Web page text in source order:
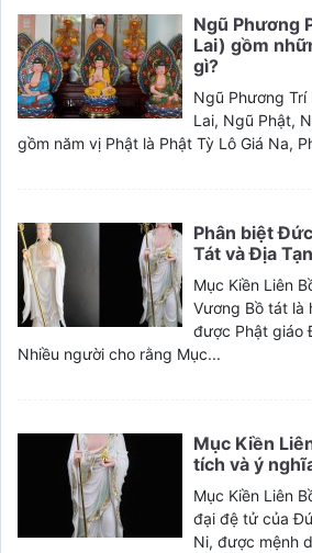
Ngũ Phương
Lai) gồm
gì?
Ngũ Phương
Lai, Ngũ Phật,
gồm năm vị Phật là Phật Tỳ Lô Giá Na,
Phân biệt
Tát và Địa
Mục Kiền Liên
Vương Bồ tát là
được Phật giáo
Nhiều người cho rằng Mục...
Mục Kiền
tích và ý
Mục Kiền Liên
đại đệ tử của
Ni, được mệnh